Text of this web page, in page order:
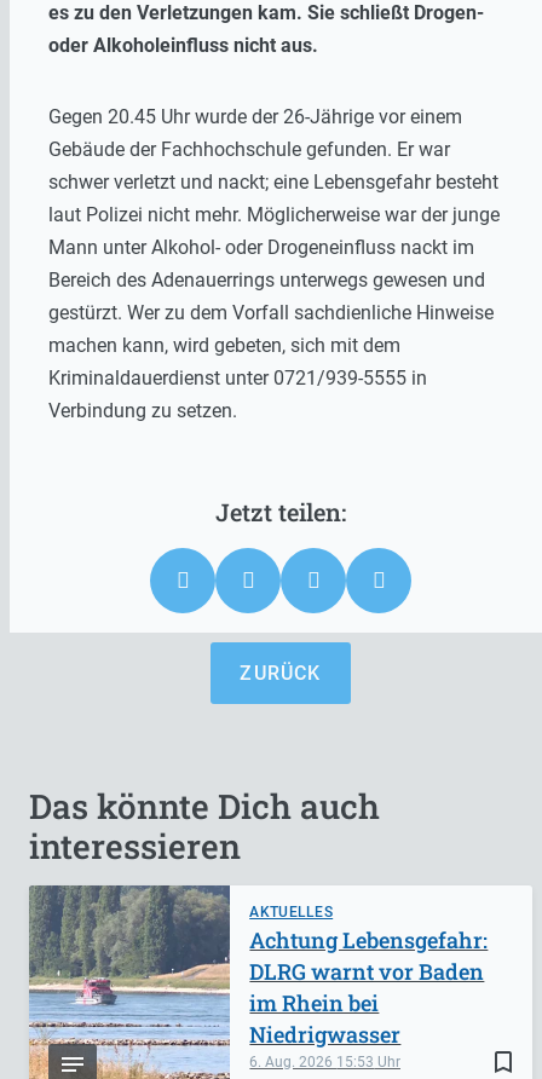
es zu den Verletzungen kam. Sie schließt Drogen-
oder Alkoholeinfluss nicht aus.
Gegen 20.45 Uhr wurde der 26-Jährige vor einem
Gebäude der Fachhochschule gefunden. Er war
schwer verletzt und nackt; eine Lebensgefahr besteht
laut Polizei nicht mehr. Möglicherweise war der junge
Mann unter Alkohol- oder Drogeneinfluss nackt im
Bereich des Adenauerrings unterwegs gewesen und
gestürzt. Wer zu dem Vorfall sachdienliche Hinweise
machen kann, wird gebeten, sich mit dem
Kriminaldauerdienst unter 0721/939-5555 in
Verbindung zu setzen.
ZURÜCK
Das könnte Dich auch
interessieren
AKTUELLES
bookmark_border
6. Aug. 2026 15:53
Achtung Lebensgefahr:
DLRG warnt vor Baden
im Rhein bei
Niedrigwasser